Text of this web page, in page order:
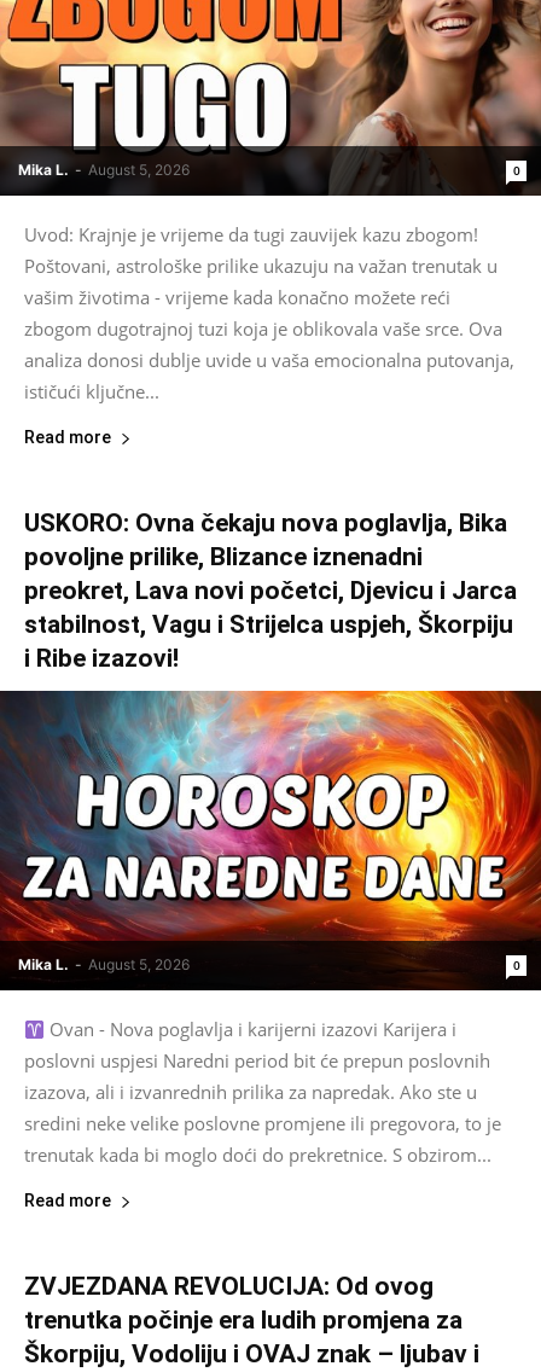
Mika L. - August 5, 2026 0
Uvod: Krajnje je vrijeme da tugi zauvijek kazu zbogom!
Poštovani, astrološke prilike ukazuju na važan trenutak u
vašim životima - vrijeme kada konačno možete reći
zbogom dugotrajnoj tuzi koja je oblikovala vaše srce. Ova
analiza donosi dublje uvide u vaša emocionalna putovanja,
ističući ključne...
Read more
USKORO: Ovna čekaju nova poglavlja, Bika
povoljne prilike, Blizance iznenadni
preokret, Lava novi početci, Djevicu i Jarca
stabilnost, Vagu i Strijelca uspjeh, Škorpiju
i Ribe izazovi!
Mika L. - August 5, 2026 0
Ovan - Nova poglavlja i karijerni izazovi Karijera i
poslovni uspjesi Naredni period bit će prepun poslovnih
izazova, ali i izvanrednih prilika za napredak. Ako ste u
sredini neke velike poslovne promjene ili pregovora, to je
trenutak kada bi moglo doći do prekretnice. S obzirom...
Read more
ZVJEZDANA REVOLUCIJA: Od ovog
trenutka počinje era ludih promjena za
Škorpiju, Vodoliju i OVAJ znak – ljubav i